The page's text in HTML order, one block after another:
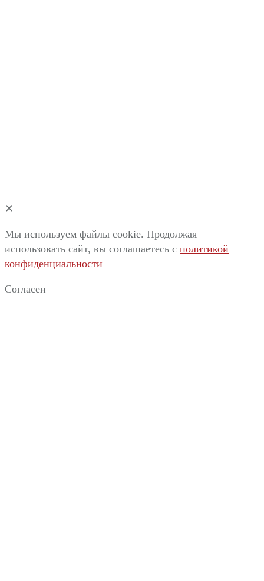
✕
Мы используем файлы cookie. Продолжая
использовать сайт, вы соглашаетесь c политикой
конфиденциальности
Согласен